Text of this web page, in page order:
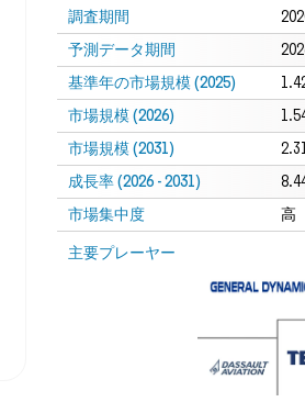
調査期間
予測データ期間
基準年の市場規模 (2025)
市場規模 (2026)
市場規模 (2031)
成長率 (2026 - 2031)
市場集中度 高
主要プレーヤー
画像 © Mordor Intelligence。再利用には
CC BY 4.0の表示が必要です。